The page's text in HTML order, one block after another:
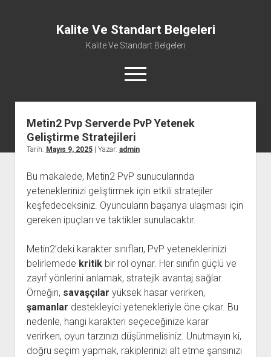
Kalite Ve Standart Belgeleri
Kalite Ve Standart Belgeleri
menüyü
aç
Metin2 Pvp Serverde PvP Yetenek
Geliştirme Stratejileri
Tarih: Mayıs 9, 2025| Yazar: admin
Bu makalede, Metin2 PvP sunucularında
yeteneklerinizi geliştirmek için etkili stratejiler
keşfedeceksiniz. Oyuncuların başarıya ulaşması için
gereken ipuçları ve taktikler sunulacaktır.
Metin2’deki karakter sınıfları, PvP yeteneklerinizi
belirlemede kritikbir rol oynar. Her sınıfın güçlü ve
zayıf yönlerini anlamak, stratejik avantaj sağlar.
Örneğin, savaşçılar yüksek hasar verirken,
şamanlar destekleyici yetenekleriyle öne çıkar. Bu
nedenle, hangi karakteri seçeceğinize karar
verirken, oyun tarzınızı düşünmelisiniz. Unutmayın ki,
doğru seçim yapmak, rakiplerinizi alt etme şansınızı